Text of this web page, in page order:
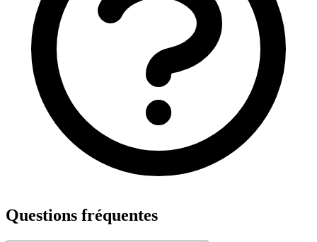
Questions fréquentes